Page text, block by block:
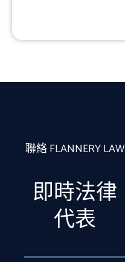
聯絡 FLANNERY LAW
即時法律
代表